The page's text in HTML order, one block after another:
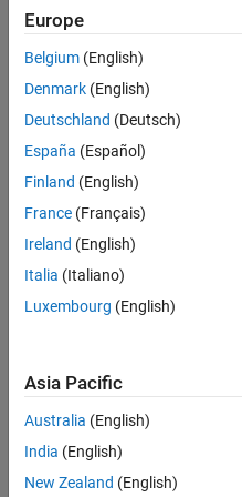
Europe
Belgium (English)
Denmark (English)
Deutschland (Deutsch)
España (Español)
Finland (English)
France (Français)
Ireland (English)
Italia (Italiano)
Luxembourg (English)
Asia Pacific
Australia (English)
India (English)
New Zealand (English)
Trust Center Trademarks
Application Status
© 1994-2026 The